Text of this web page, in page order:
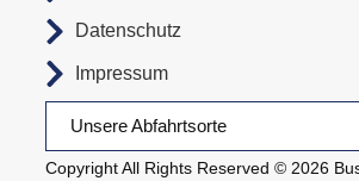
Copyright All Rights Reserved © 2026
Unsere Abfahrtsorte
Datenschutz
Impressum